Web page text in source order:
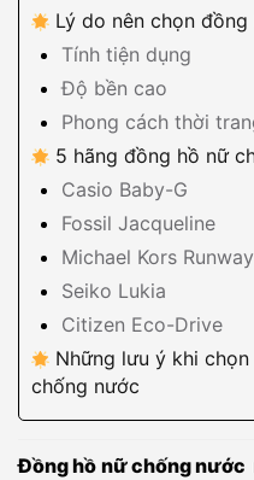
Lý do nên chọn
Tính tiện dụng
Độ bền cao
Phong cách thời
5 hãng đồng hồ nữ
Casio Baby-G
Fossil Jacqueline
Michael Kors Runway
Seiko Lukia
Citizen Eco-Drive
Những lưu ý khi
chống nước
Đồng hồ nữ chống nước